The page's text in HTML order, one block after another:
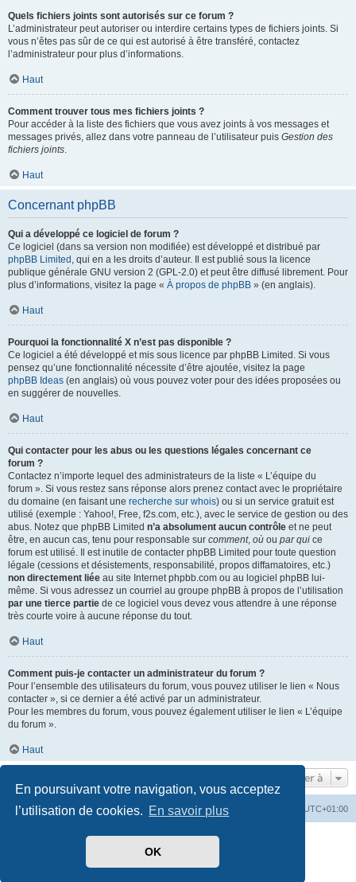
En poursuivant votre navigation, vous acceptez
l’utilisation de cookies. En savoir plus
OK
Quels fichiers joints sont autorisés sur ce forum ?
L’administrateur peut autoriser ou interdire certains types de fichiers joints. Si
vous n’êtes pas sûr de ce qui est autorisé à être transféré, contactez
l’administrateur pour plus d’informations.
Haut
Comment trouver tous mes fichiers joints ?
Pour accéder à la liste des fichiers que vous avez joints à vos messages et
messages privés, allez dans votre panneau de l’utilisateur puis Gestion des
fichiers joints.
Haut
Concernant phpBB
Qui a développé ce logiciel de forum ?
Ce logiciel (dans sa version non modifiée) est développé et distribué par
phpBB Limited , qui en a les droits d’auteur. Il est publié sous la licence
publique générale GNU version 2 (GPL-2.0) et peut être diffusé librement. Pour
plus d’informations, visitez la page « À propos de phpBB » (en anglais).
Haut
Pourquoi la fonctionnalité X n’est pas disponible ?
Ce logiciel a été développé et mis sous licence par phpBB Limited. Si vous
pensez qu’une fonctionnalité nécessite d’être ajoutée, visitez la page
phpBB Ideas (en anglais) où vous pouvez voter pour des idées proposées ou
en suggérer de nouvelles.
Haut
Qui contacter pour les abus ou les questions légales concernant ce
forum ?
Contactez n’importe lequel des administrateurs de la liste « L’équipe du
forum ». Si vous restez sans réponse alors prenez contact avec le propriétaire
du domaine (en faisant une recherche sur whois) ou si un service gratuit est
utilisé (exemple : Yahoo!, Free, f2s.com, etc.), avec le service de gestion ou des
abus. Notez que phpBB Limited n’a absolument aucun contrôle et ne peut
être, en aucun cas, tenu pour responsable sur comment, où ou par qui ce
forum est utilisé. Il est inutile de contacter phpBB Limited pour toute question
légale (cessions et désistements, responsabilité, propos diffamatoires, etc.)
non directement liée au site Internet phpbb.com ou au logiciel phpBB lui-
même. Si vous adressez un courriel au groupe phpBB à propos de l’utilisation
par une tierce partie de ce logiciel vous devez vous attendre à une réponse
très courte voire à aucune réponse du tout.
Haut
Comment puis-je contacter un administrateur du forum ?
Pour l’ensemble des utilisateurs du forum, vous pouvez utiliser le lien « Nous
contacter », si ce dernier a été activé par un administrateur.
Pour les membres du forum, vous pouvez également utiliser le lien « L’équipe
du forum ».
Haut
Aller à
Index du forum UTC+01:00
Développé parphpBB® Forum Software © phpBB Limited
Traduit par
Side-car club Français